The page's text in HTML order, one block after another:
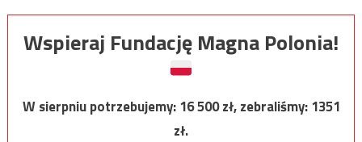
Wspieraj Fundację Magna Polonia!
W sierpniu potrzebujemy:16 500zł, zebraliśmy:1351
zł.